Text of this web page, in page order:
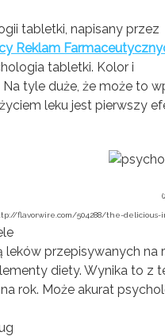
tabletki, napisany przez
Reklam
tabletki. Kolor i
tyle duże, że może to
leku jest pierwszy
flavorwire.com/504288/the-delicious-
przepisywanych na
diety. Wynika to z
rok. Może akurat